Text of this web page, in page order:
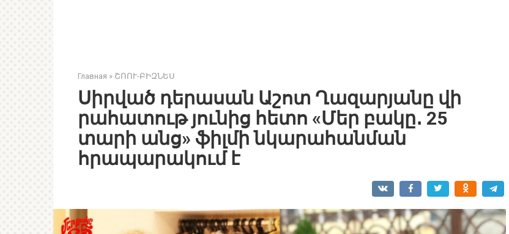
Главная » ՇՈՈՒ-ԲԻԶՆԵՍ
Սիրված դերասան Աշոտ Ղազարյանը վի
րահատութ յունից հետո «Մեր բակը․ 25
տարի անց» ֆիլմի նկարահանման
հրապարակում է